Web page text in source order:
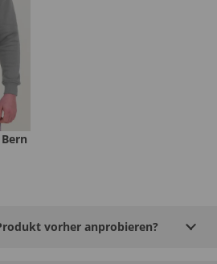
vorher anprobieren?